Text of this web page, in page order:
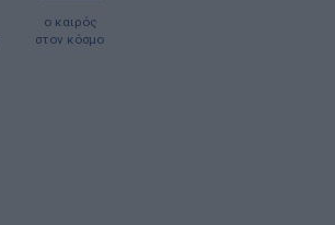
ο καιρός
στον κόσμο